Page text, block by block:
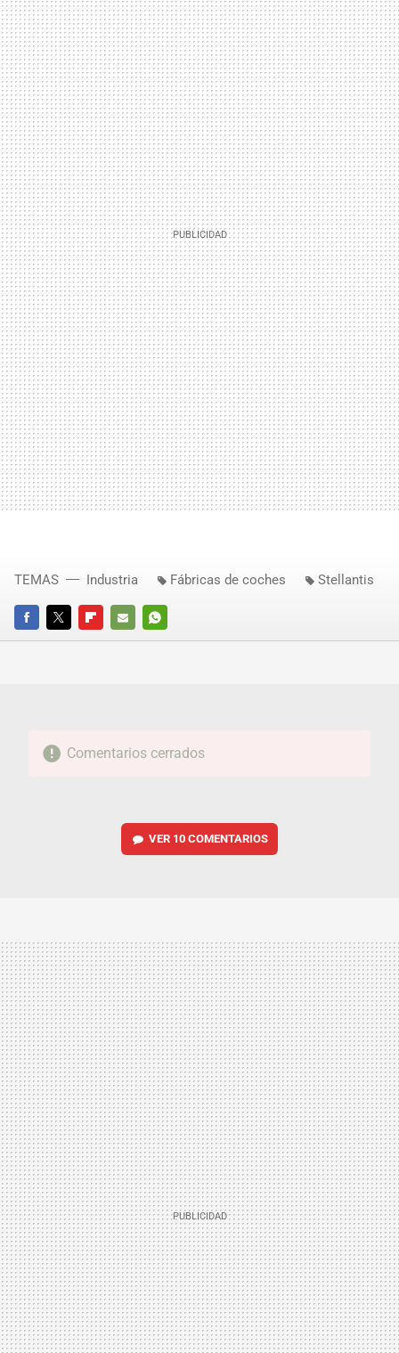
FACEBOOKTWITTERFLIPBOARD
E-
WHATSAPP
TEMAS Industria Fábricas de coches Stellantis
Comentarios cerrados
VER 10 COMENTARIOS